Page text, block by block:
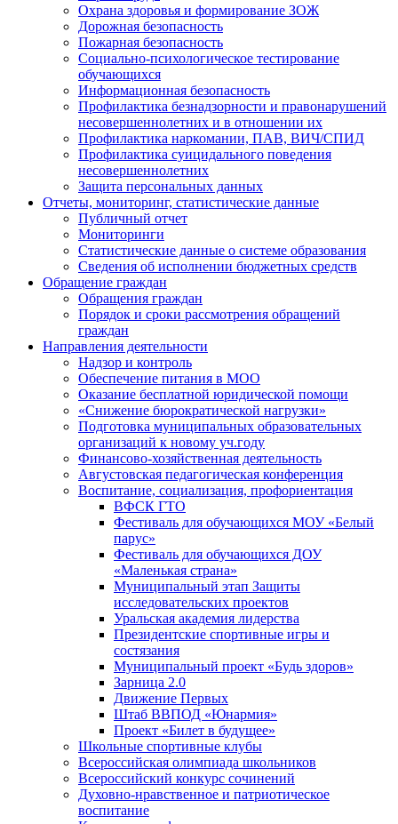
Охрана здоровья и формирование ЗОЖ
Дорожная безопасность
Пожарная безопасность
Социально-психологическое тестирование
обучающихся
Информационная безопасность
Профилактика безнадзорности и правонарушений
несовершеннолетних и в отношении их
Профилактика наркомании, ПАВ, ВИЧ/СПИД
Профилактика суицидального поведения
несовершеннолетних
Защита персональных данных
Отчеты, мониторинг, статистические данные
Публичный отчет
Мониторинги
Статистические данные о системе образования
Сведения об исполнении бюджетных средств
Обращение граждан
Обращения граждан
Порядок и сроки рассмотрения обращений
граждан
Направления деятельности
Надзор и контроль
Обеспечение питания в МОО
Оказание бесплатной юридической помощи
«Снижение бюрократической нагрузки»
Подготовка муниципальных образовательных
организаций к новому уч.году
Финансово-хозяйственная деятельность
Августовская педагогическая конференция
Воспитание, социализация, профориентация
ВФСК ГТО
Фестиваль для обучающихся МОУ «Белый
парус»
Фестиваль для обучающихся ДОУ
«Маленькая страна»
Муниципальный этап Защиты
исследовательских проектов
Уральская академия лидерства
Президентские спортивные игры и
состязания
Муниципальный проект «Будь здоров»
Зарница 2.0
Движение Первых
Штаб ВВПОД «Юнармия»
Проект «Билет в будущее»
Школьные спортивные клубы
Всероссийская олимпиада школьников
Всероссийский конкурс сочинений
Духовно-нравственное и патриотическое
воспитание